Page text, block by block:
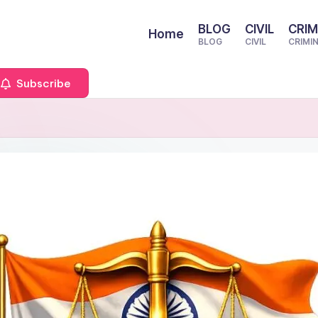
Home BLOG
BLOG
CIVIL
CIVIL
Subscribe